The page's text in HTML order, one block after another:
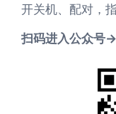
开关机、配对，
扫码进入公众号